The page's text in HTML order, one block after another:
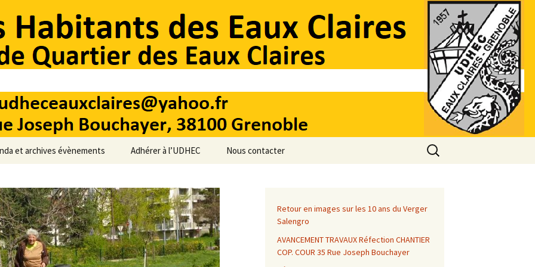
CLaires
et archives évènements Adhérer à l’UDHEC Nous contacter
Rechercher :
Retour en images sur les 10 ans du Verger
Salengro
AVANCEMENT TRAVAUX Réfection CHANTIER
COP. COUR 35 Rue Joseph Bouchayer